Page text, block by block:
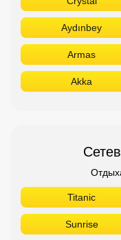
Aydınbey
Armas
Akka
Titanic
Sunrise